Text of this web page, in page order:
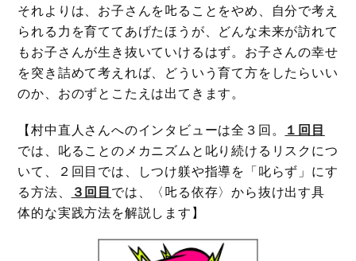
それよりは、お子さんを𠮟ることをやめ、自分で考え
られる力を育ててあげたほうが、どんな未来が訪れて
もお子さんが生き抜いていけるはず。お子さんの幸せ
を突き詰めて考えれば、どういう育て方をしたらいい
のか、おのずとこたえは出てきます。
【村中直人さんへのインタビューは全３回。
１回目
では、叱ることのメカニズムと叱り続けるリスクにつ
いて、２回目では、しつけ躾や指導を「叱らず」にす
る方法、
３回目では、〈𠮟る依存〉から抜け出す具
体的な実践方法を解説します】